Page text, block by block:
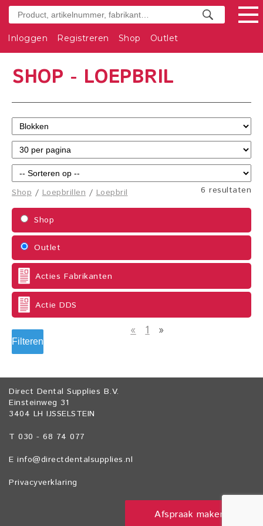
Inloggen Registreren Shop Outlet
SHOP - LOEPBRIL
6 resultaten
Shop /Loepbrillen /Loepbril
Shop
Outlet
Acties Fabrikanten
Actie DDS
Filteren
« 1 »
Direct Dental Supplies B.V.
Einsteinweg 31
3404 LH IJSSELSTEIN
T 030 - 68 74 077
E info@directdentalsupplies.nl
Privacyverklaring
Afspraak maken